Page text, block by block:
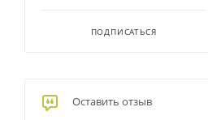
ПОДПИСАТЬСЯ
Оставить отзыв